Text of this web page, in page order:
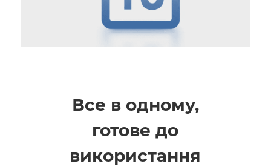
Все в одному,
готове до
використання